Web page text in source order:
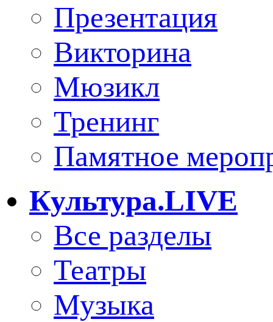
Презентация
Викторина
Мюзикл
Тренинг
Памятное
Культура.LIVE
Все разделы
Театры
Музыка